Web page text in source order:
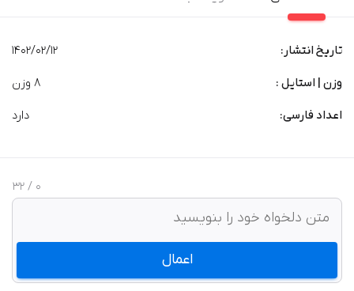
تاریخ انتشار: 1402/02/12
وزن | استایل : 8 وزن
اعداد فارسی: دارد
0
/ 32
اعمال